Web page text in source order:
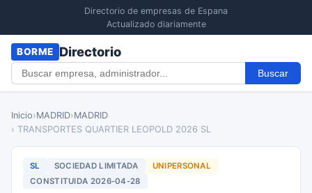
Directorio de empresas de Espana
Actualizado diariamente
BORME Directorio
Buscar
Inicio›MADRID›MADRID
› TRANSPORTES QUARTIER LEOPOLD 2026 SL
SL SOCIEDAD LIMITADA
UNIPERSONAL
CONSTITUIDA 2026-04-28